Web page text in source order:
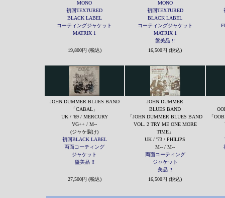
MONO
初回TEXTURED
BLACK LABEL
コーティングジャケット
MATRIX 1
MONO
初回TEXTURED
BLACK LABEL
コーティングジャケット
MATRIX 1
盤美品 !!
19,800円 (税込) 16,500円 (税込)
JOHN DUMMER BLUES BAND
「CABAL」
UK / '69 / MERCURY
VG++ / M--
(ジャケ裂け)
初回BLACK LABEL
両面コーティング
ジャケット
盤美品 !!
JOHN DUMMER
BLUES BAND
「JOHN DUMMER BLUES BAND
VOL. 2 TRY ME ONE MORE
TIME」
UK / '73 / PHILIPS
M-- / M--
両面コーティング
ジャケット
美品 !!
「
27,500円 (税込) 16,500円 (税込)